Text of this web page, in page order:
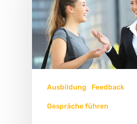
Ausbildung Feedback
Gespräche führen